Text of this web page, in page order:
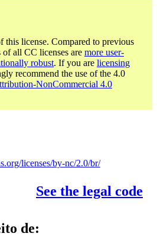
this license. Compared to previous
of all CC licenses are more user-
robust. If you are licensing
recommend the use of the 4.0
NonCommercial 4.0
licenses/by-nc/2.0/br/
See the legal code
de: